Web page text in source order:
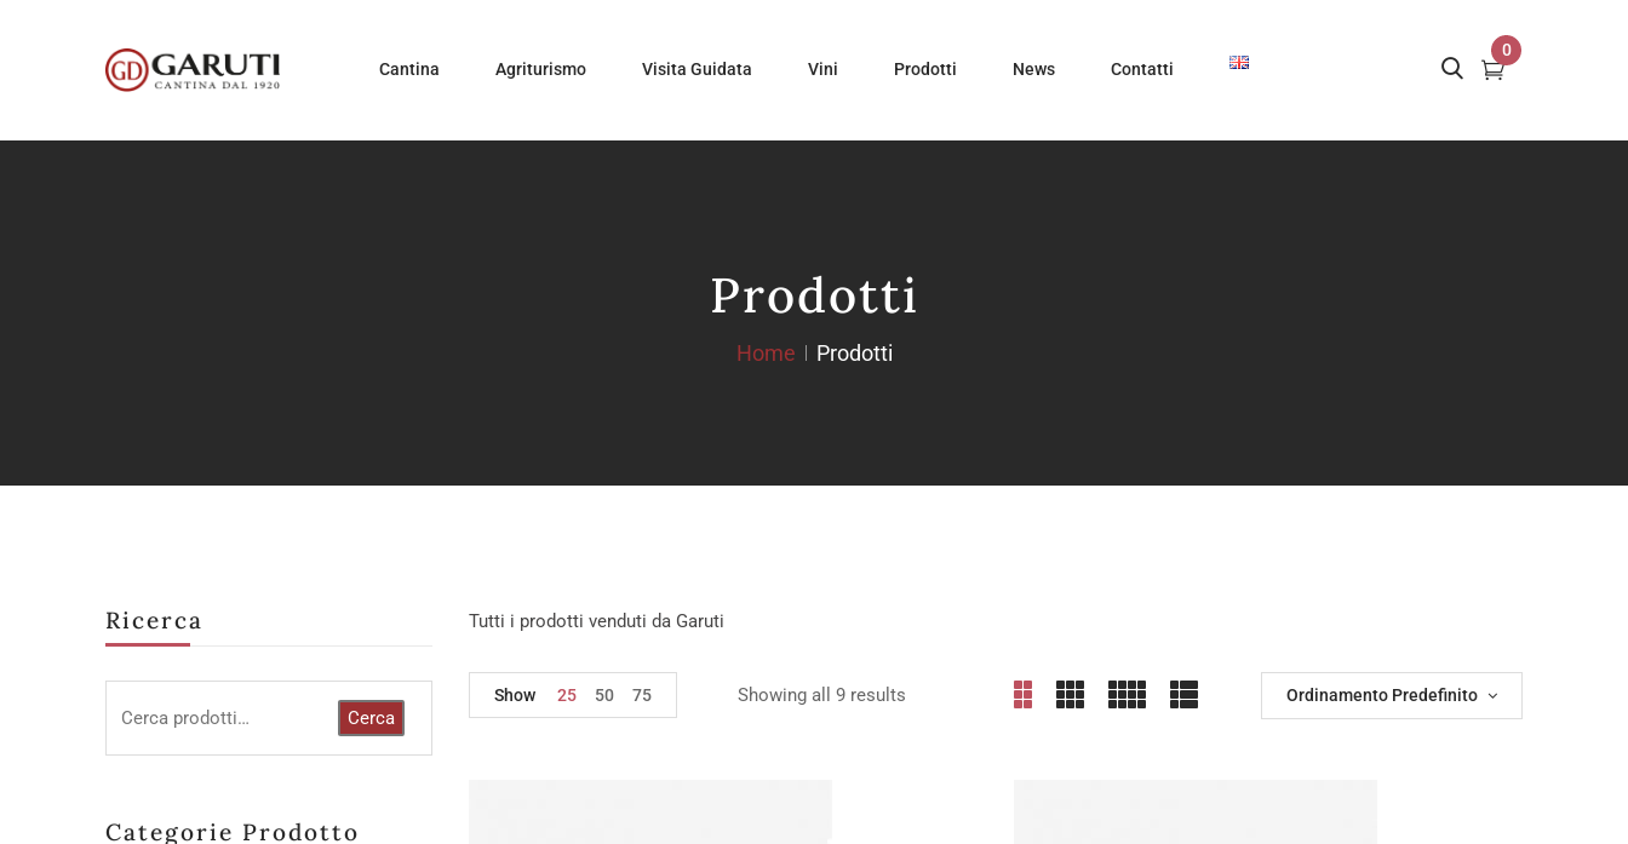
Cantina Agriturismo Visita Guidata Vini Prodotti News Contatti
0
Prodotti
Home Prodotti
Ricerca
Cerca
Categorie Prodotto
Tutti i prodotti venduti da Garuti
Showing all 9 results Ordinamento Predefinito
Show 25 50 75